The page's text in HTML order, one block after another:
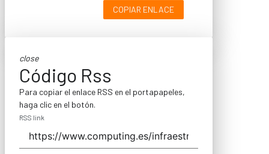
COPIAR ENLACE
close
Código Rss
Para copiar el enlace RSS en el portapapeles,
haga clic en el botón.
RSS link